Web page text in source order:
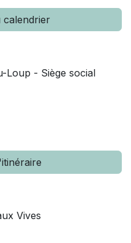
calendrier
Loup - Siège social
Vives